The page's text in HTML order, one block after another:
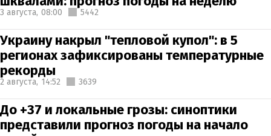
3 августа, 08:00 5442
Украину накрыл "тепловой купол": в 5
регионах зафиксированы температурные
рекорды
2 августа, 14:52 3639
До +37 и локальные грозы: синоптики
представили прогноз погоды на начало